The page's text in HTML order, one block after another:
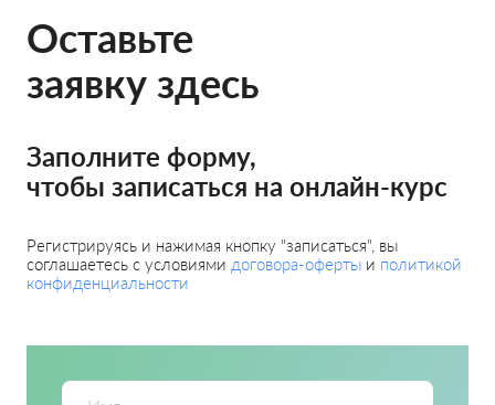
Оставьте
заявку здесь
Заполните форму,
чтобы записаться на онлайн-курс
Регистрируясь и нажимая кнопку "записаться", вы
соглашаетесь с условиями договора-оферты и политикой
конфиденциальности